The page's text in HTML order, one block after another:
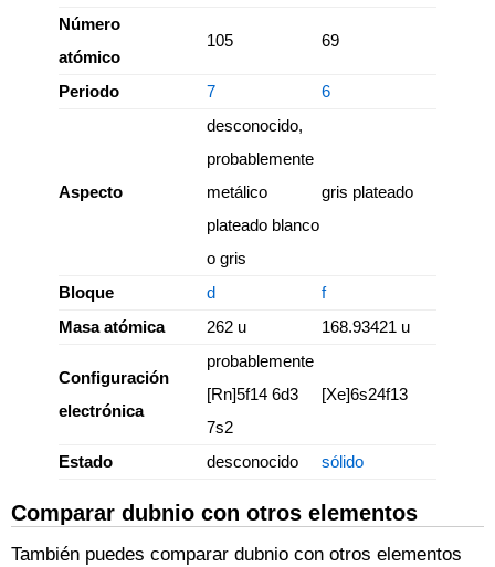
Número
atómico
105 69
Periodo 7 6
Aspecto
desconocido,
probablemente
metálico
plateado blanco
o gris
gris plateado
Bloque d
f
Masa atómica
262 u 168.93421 u
Configuración
electrónica
probablemente
[Rn]5f14 6d3
7s2
[Xe]6s24f13
Estado desconocido sólido
Comparar dubnio con otros elementos
También puedes comparar dubnio con otros elementos